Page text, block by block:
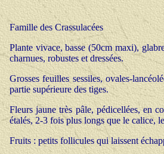
Famille des Crassulacées
Plante vivace, basse (50cm maxi),
charnues, robustes et dressées.
Grosses feuilles sessiles, ovales-
partie supérieure des tiges.
Fleurs jaune très pâle, pédicellées, en
étalés, 2-3 fois plus longs que le calice,
Fruits : petits follicules qui laissent